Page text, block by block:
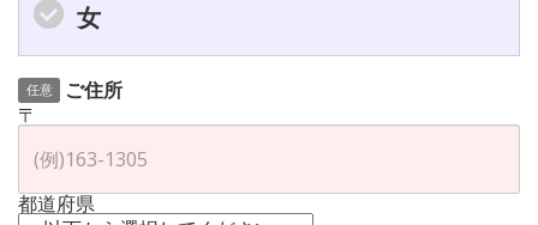
女
任意
ご住所
〒
都道府県